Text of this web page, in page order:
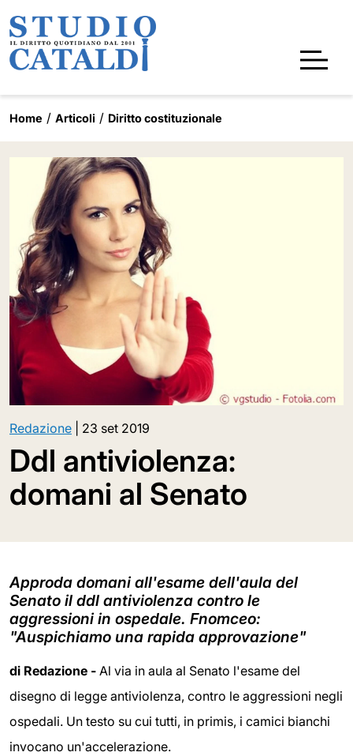
Home Articoli Diritto costituzionale
Redazione 23 set 2019
Ddl antiviolenza:
domani al Senato
Approda domani all'esame dell'aula del
Senato il ddl antiviolenza contro le
aggressioni in ospedale. Fnomceo:
"Auspichiamo una rapida approvazione"
di Redazione - Al via in aula al Senato l'esame del
disegno di legge antiviolenza, contro le aggressioni negli
ospedali. Un testo su cui tutti, in primis, i camici bianchi
invocano un'accelerazione.